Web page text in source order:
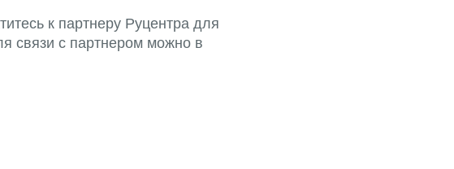
к партнеру Руцентра для
связи с партнером можно в